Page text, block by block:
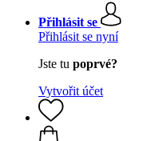
Přihlásit se
Přihlásit se nyní
Jste tu poprvé?
Vytvořit účet